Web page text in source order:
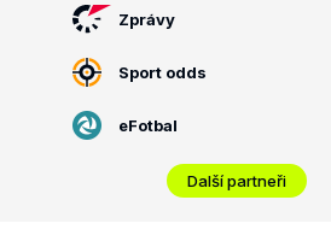
Zprávy
Sport odds
eFotbal
Další partneři